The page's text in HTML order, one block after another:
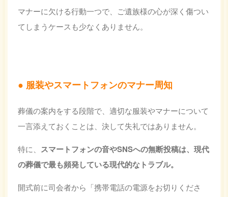
マナーに欠ける行動一つで、ご遺族様の心が深く傷つい
てしまうケースも少なくありません。
服装やスマートフォンのマナー周知
葬儀の案内をする段階で、適切な服装やマナーについて
一言添えておくことは、決して失礼ではありません。
特に、 スマートフォンの音やSNSへの無断投稿は、現代
の葬儀で最も頻発している現代的なトラブル。
開式前に司会者から「携帯電話の電源をお切りくださ